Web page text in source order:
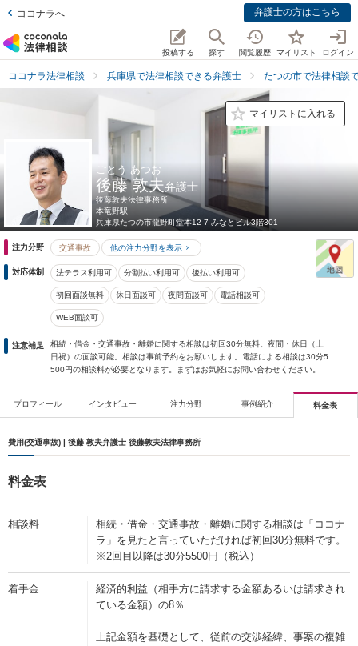
ココナラへ 弁護士の方はこちら
投稿する 探す 閲覧履歴 マイリスト ログイン
ココナラ法律相談 兵庫県で法律相談できる弁護士 たつの市で法律相談
マイリストに入れる
ごとう あつお
後藤 敦夫弁護士
後藤敦夫法律事務所
本竜野駅
兵庫県たつの市龍野町堂本12-7 みなとビル3階301
注力分野 交通事故 他の注力分野を表示
対応体制 法テラス利用可 分割払い利用可 後払い利用可
初回面談無料 休日面談可 夜間面談可 電話相談可
WEB面談可
注意補足
相続・借金・交通事故・離婚に関する相談は初回30分無料。夜間・休日（土
日祝）の面談可能。相談は事前予約をお願いします。電話による相談は30分5
500円の相談料が必要となります。まずはお気軽にお問い合わせください。
プロフィール インタビュー 注力分野 事例紹介 料金表
費用(交通事故) | 後藤 敦夫弁護士 後藤敦夫法律事務所
料金表
相談料
相続・借金・交通事故・離婚に関する相談は「ココナ
ラ」を見たと言っていただければ初回30分無料です。
※2回目以降は30分5500円（税込）
着手金
経済的利益（相手方に請求する金額あるいは請求され
ている金額）の8％
上記金額を基礎として、従前の交渉経緯、事案の複雑